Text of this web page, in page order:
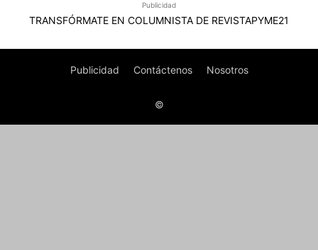
Publicidad
TRANSFÓRMATE EN COLUMNISTA DE REVISTAPYME21
Publicidad Contáctenos Nosotros
©